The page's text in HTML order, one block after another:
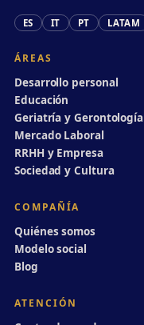
ES IT PT LATAM
ÁREAS
Desarrollo personal
Educación
Geriatría y Gerontología
Mercado Laboral
RRHH y Empresa
Sociedad y Cultura
COMPAÑÍA
Quiénes somos
Modelo social
Blog
ATENCIÓN